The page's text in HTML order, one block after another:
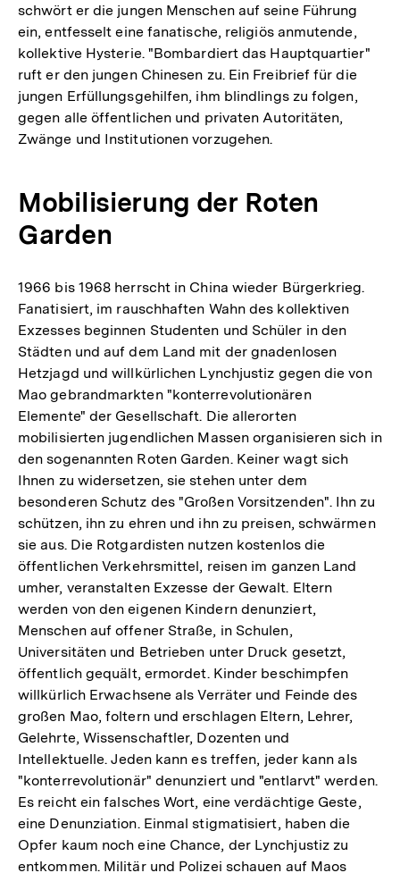
schwört er die jungen Menschen auf seine Führung
ein, entfesselt eine fanatische, religiös anmutende,
kollektive Hysterie. "Bombardiert das Hauptquartier"
ruft er den jungen Chinesen zu. Ein Freibrief für die
jungen Erfüllungsgehilfen, ihm blindlings zu folgen,
gegen alle öffentlichen und privaten Autoritäten,
Zwänge und Institutionen vorzugehen.
Mobilisierung der Roten
Garden
1966 bis 1968 herrscht in China wieder Bürgerkrieg.
Fanatisiert, im rauschhaften Wahn des kollektiven
Exzesses beginnen Studenten und Schüler in den
Städten und auf dem Land mit der gnadenlosen
Hetzjagd und willkürlichen Lynchjustiz gegen die von
Mao gebrandmarkten "konterrevolutionären
Elemente" der Gesellschaft. Die allerorten
mobilisierten jugendlichen Massen organisieren sich in
den sogenannten Roten Garden. Keiner wagt sich
Ihnen zu widersetzen, sie stehen unter dem
besonderen Schutz des "Großen Vorsitzenden". Ihn zu
schützen, ihn zu ehren und ihn zu preisen, schwärmen
sie aus. Die Rotgardisten nutzen kostenlos die
öffentlichen Verkehrsmittel, reisen im ganzen Land
umher, veranstalten Exzesse der Gewalt. Eltern
werden von den eigenen Kindern denunziert,
Menschen auf offener Straße, in Schulen,
Universitäten und Betrieben unter Druck gesetzt,
öffentlich gequält, ermordet. Kinder beschimpfen
willkürlich Erwachsene als Verräter und Feinde des
großen Mao, foltern und erschlagen Eltern, Lehrer,
Gelehrte, Wissenschaftler, Dozenten und
Intellektuelle. Jeden kann es treffen, jeder kann als
"konterrevolutionär" denunziert und "entlarvt" werden.
Es reicht ein falsches Wort, eine verdächtige Geste,
eine Denunziation. Einmal stigmatisiert, haben die
Opfer kaum noch eine Chance, der Lynchjustiz zu
entkommen. Militär und Polizei schauen auf Maos